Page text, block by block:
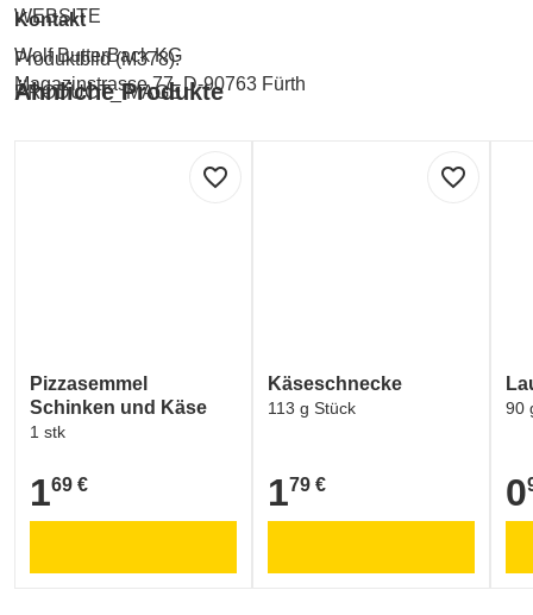
Kontakt
Wolf ButterBack KG
Magazinstrasse 77, D-90763 Fürth
WEBSITE
Produktbild (M378):
PRODUCT_IMAGE
Ähnliche Produkte
favorite_border
Pizzasemmel
Schinken und Käse
1 stk
1,69 €
169 €
favorite_border
Käseschnecke
113 g Stück
1,79 €
179 €
90
0